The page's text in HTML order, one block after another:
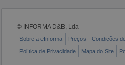
© INFORMA D&B, Lda
Sobre a eInforma Preços Condições
Política de Privacidade
Mapa do Site